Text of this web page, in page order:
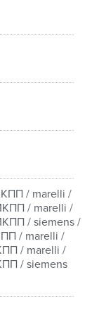
/ marelli /
/ marelli /
/ siemens /
/ marelli /
/ marelli /
/ siemens